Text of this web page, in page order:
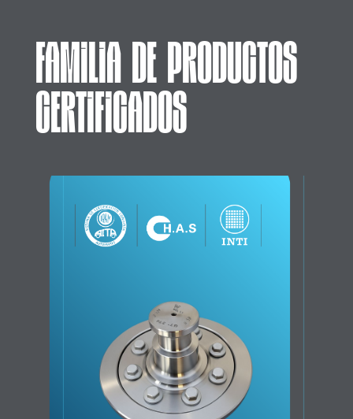
FAMILIA DE PRODUCTOS
CERTIFICADOS